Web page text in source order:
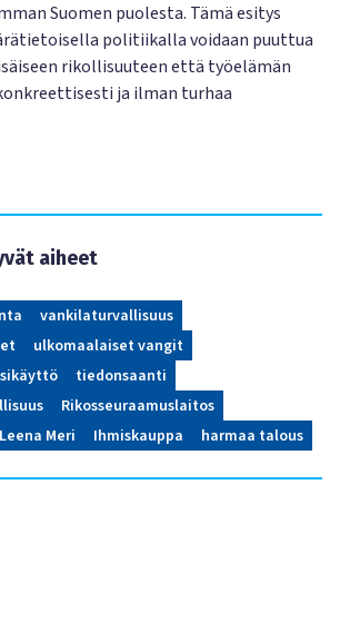
Suomen puolesta. Tämä esitys
politiikalla voidaan puuttua
rikollisuuteen että työelämän
ja ilman turhaa
aiheet
vankilaturvallisuus
ulkomaalaiset vangit
tiedonsaanti
Rikosseuraamuslaitos
Leena Meri Ihmiskauppa harmaa talous